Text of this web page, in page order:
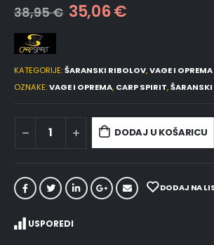
38,95€ 35,06€
KATEGORIJE:ŠARANSKI RIBOLOV,VAGE I OPREMA
OZNAKE:VAGE I OPREMA, CARP SPIRIT,
DODAJ U KOŠARICU
DODAJ NA
USPOREDI